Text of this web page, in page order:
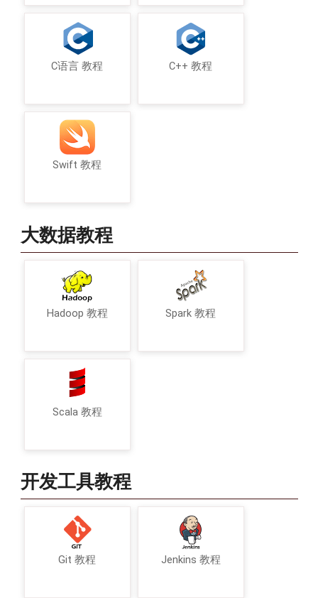
C语言 教程 C++ 教程
Swift 教程
大数据教程
Hadoop 教程 Spark 教程
Scala 教程
开发工具教程
Git 教程 Jenkins 教程